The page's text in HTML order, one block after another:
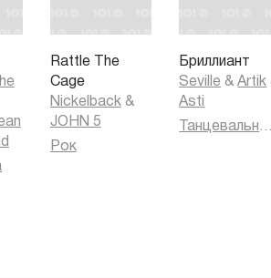
Rattle The
Cage
Nickelback &
JOHN 5
Рок
Бриллиант
Seville &Artik
Asti
Танцевальная